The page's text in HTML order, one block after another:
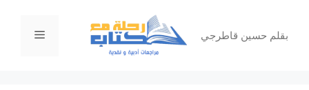
المحتوىبقلم حسين قاطرجي القائمة